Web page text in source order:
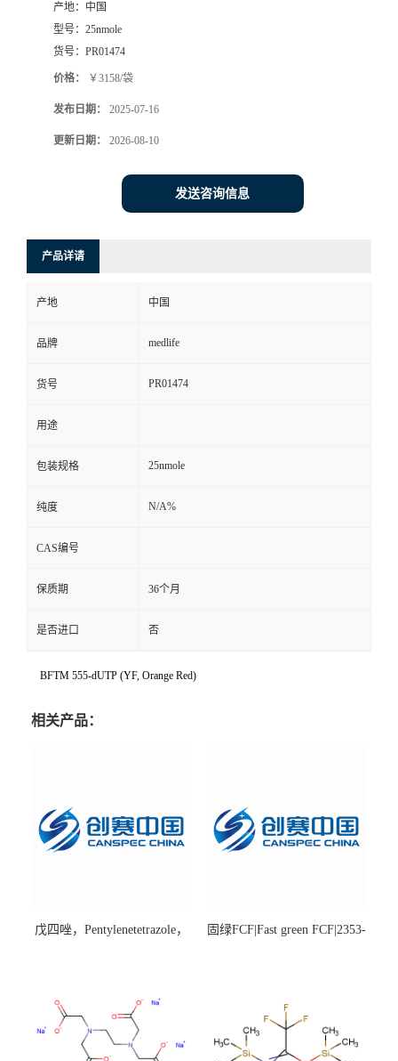
产地： 中国
型号： 25nmole
货号： PR01474
价格： ￥3158/袋
发布日期： 2025-07-16
更新日期： 2026-08-10
发送咨询信息
产品详请
产地 中国
品牌 medlife
货号 PR01474
用途
包装规格 25nmole
纯度 N/A%
CAS编号
保质期 36个月
是否进口 否
BFTM 555-dUTP (YF, Orange Red)
相关产品：
戊四唑，Pentylenetetrazole，
固绿FCF|Fast green FCF|2353-